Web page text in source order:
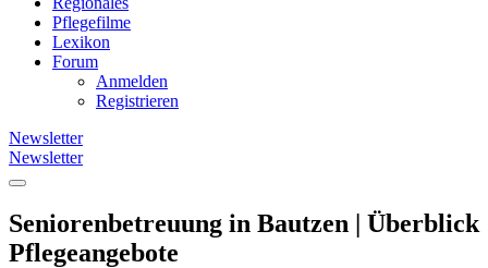
Pflegefilme
Lexikon
Forum
Anmelden
Registrieren
Newsletter
Newsletter
Seniorenbetreuung in Bautzen | Überblick
Pflegeangebote